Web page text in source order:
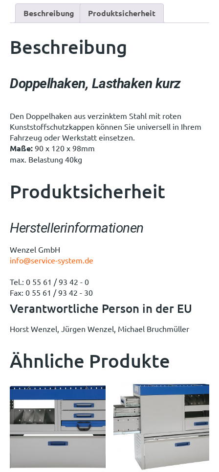
Beschreibung Produktsicherheit
Beschreibung
Doppelhaken, Lasthaken kurz
Den Doppelhaken aus verzinktem Stahl mit roten
Kunststoffschutzkappen können Sie universell in Ihrem
Fahrzeug oder Werkstatt einsetzen.
Maße: 90 x 120 x 98mm
max. Belastung 40kg
Produktsicherheit
Herstellerinformationen
Wenzel GmbH
info@service-system.de
Tel.: 0 55 61 / 93 42 - 0
Fax: 0 55 61 / 93 42 - 30
Verantwortliche Person in der EU
Horst Wenzel, Jürgen Wenzel, Michael Bruchmüller
Ähnliche Produkte